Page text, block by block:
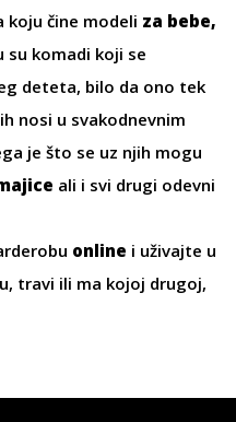
koju čine modeli za bebe,
su komadi koji se
deteta, bilo da ono tek
nosi u svakodnevnim
je što se uz njih mogu
ali i svi drugi odevni
online i uživajte u
travi ili ma kojoj drugoj,